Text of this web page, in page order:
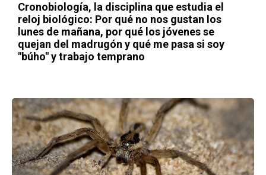
Cronobiología, la disciplina que estudia el
reloj biológico: Por qué no nos gustan los
lunes de mañana, por qué los jóvenes se
quejan del madrugón y qué me pasa si soy
"búho" y trabajo temprano